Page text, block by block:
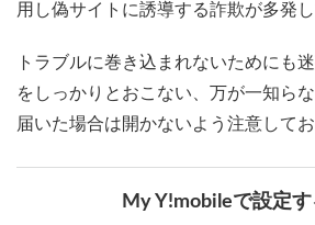
用し偽サイトに誘導する詐欺が多発し
トラブルに巻き込まれないためにも
をしっかりとおこない、万が一知ら
届いた場合は開かないよう注意してお
My Y!mobileで設定